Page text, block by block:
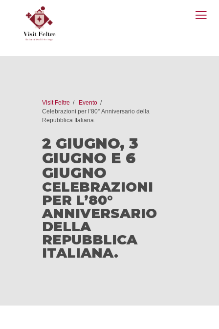
Visit Feltre
Evento
Celebrazioni per l’80° Anniversario della
Repubblica Italiana.
2 GIUGNO, 3
GIUGNO E 6
GIUGNO
CELEBRAZIONI
PER L’80°
ANNIVERSARIO
DELLA
REPUBBLICA
ITALIANA.